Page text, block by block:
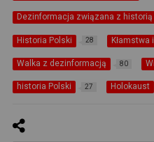
Dezinformacja związana z historią
Historia Polski 28
Walka z dezinformacją 80
historia Polski 27 Holokaust